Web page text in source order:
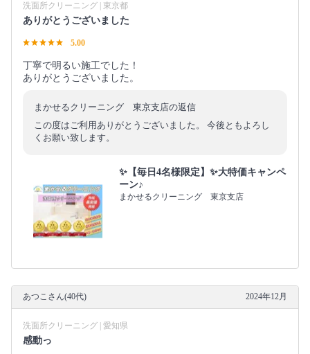
洗面所クリーニング | 東京都
ありがとうございました
5.00
丁寧で明るい施工でした！
ありがとうございました。
まかせるクリーニング 東京支店の返信
この度はご利用ありがとうございました。 今後ともよろし
くお願い致します。
✨【毎日4名様限定】✨大特価キャンペ
ーン♪
まかせるクリーニング 東京支店
あつこさん(40代) 2024年12月
洗面所クリーニング | 愛知県
感動っ